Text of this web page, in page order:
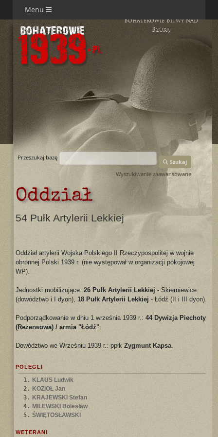
Menu
Bohaterowie Bitwy nad
Bzurą
Przeszukaj bazę
Szukaj
Wyszukiwanie zaawansowane
Oddział
54 Pułk Artylerii Lekkiej
Oddział artylerii Wojska Polskiego II Rzeczypospolitej w wojnie
obronnej Polski 1939 r. (nie występował w organizacji pokojowej
WP).
Jednostki mobilizujące: 26 Pułk Artylerii Lekkiej - Skierniewice
(dowództwo i I dyon), 18 Pułk Artylerii Lekkiej - Łódź (II i III dyon).
Podporządkowanie w dniu 1 września 1939 r.: 44 Dywizja Piechoty
(Rezerwowa) / armia "Łódź".
Dowództwo we Wrześniu 1939 r.: ppłk Zygmunt Kapsa.
POLEGLI
1. KLAUS Ludwik
2. KOZIOŁ Jan
3. KRAJEWSKI Stefan
4. MILEWSKI Bolesław
5. ŚWIĘTOSŁAWSKI
WETERANI